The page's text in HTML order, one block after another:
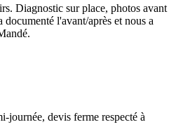
Diagnostic sur place, photos avant
l'avant/après et nous a
journée, devis ferme respecté à